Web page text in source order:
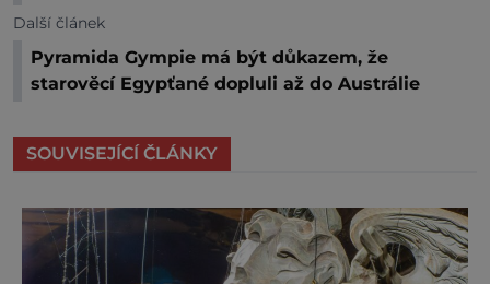
Další článek
Pyramida Gympie má být důkazem, že
starověcí Egypťané dopluli až do Austrálie
SOUVISEJÍCÍ ČLÁNKY